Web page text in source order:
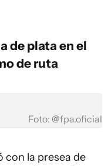
de plata en el
de ruta
Foto: @fpa.oficial
con la presea de